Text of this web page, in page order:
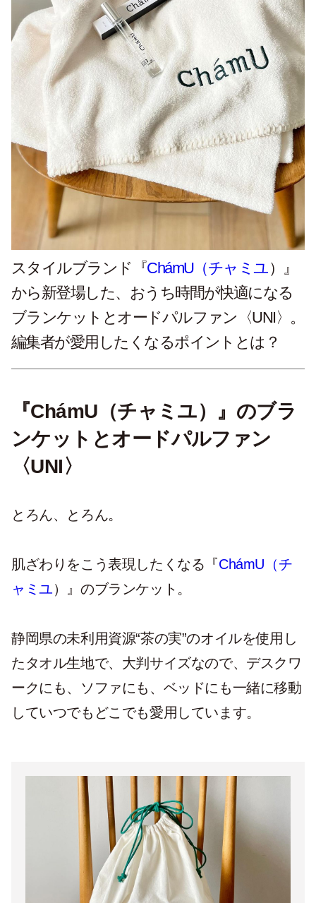
スタイルブランド『ChámU（チャミユ）』
から新登場した、おうち時間が快適になる
ブランケットとオードパルファン〈UNI〉。
編集者が愛用したくなるポイントとは？
『ChámU（チャミユ）』のブラ
ンケットとオードパルファン
〈UNI〉
とろん、とろん。
肌ざわりをこう表現したくなる『ChámU（チ
ャミユ）』のブランケット。
静岡県の未利⽤資源“茶の実”のオイルを使用し
たタオル⽣地で、大判サイズなので、デスクワ
ークにも、ソファにも、ベッドにも一緒に移動
していつでもどこでも愛用しています。